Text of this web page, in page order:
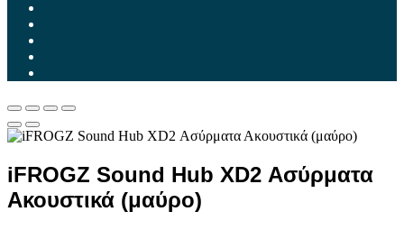
iFROGZ Sound Hub XD2 Ασύρματα
Ακουστικά (μαύρο)